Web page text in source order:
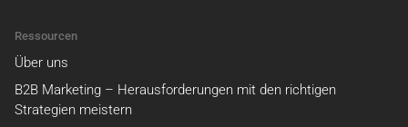
Ressourcen
Über uns
B2B Marketing – Herausforderungen mit den richtigen
Strategien meistern